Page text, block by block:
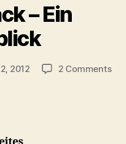
– Ein
2012 2 Commentson